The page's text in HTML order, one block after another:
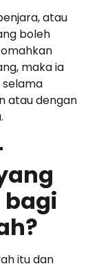
atau
boleh
maka ia
selama
atau dengan
itu dan